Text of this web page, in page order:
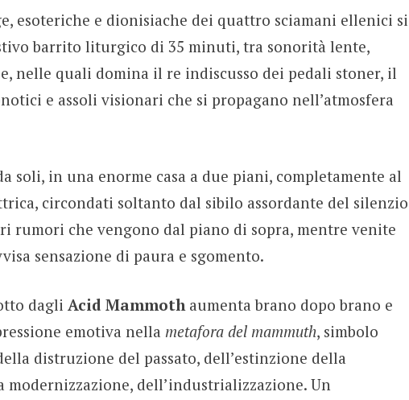
esoteriche e dionisiache dei quattro sciamani ellenici si
barrito liturgico di 35 minuti, tra sonorità lente,
nelle quali domina il re indiscusso dei pedali stoner, il
e assoli visionari che si propagano nell’atmosfera
soli, in una enorme casa a due piani, completamente al
circondati soltanto dal sibilo assordante del silenzio
rumori che vengono dal piano di sopra, mentre venite
sensazione di paura e sgomento.
dagli Acid Mammoth aumenta brano dopo brano e
emotiva nella metafora del mammuth, simbolo
distruzione del passato, dell’estinzione della
modernizzazione, dell’industrializzazione. Un